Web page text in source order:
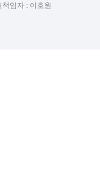
임자 : 이호원